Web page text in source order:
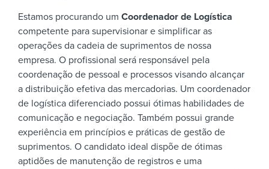
Estamos procurando um Coordenador de Logística
competente para supervisionar e simplificar as
operações da cadeia de suprimentos de nossa
empresa. O profissional será responsável pela
coordenação de pessoal e processos visando alcançar
a distribuição efetiva das mercadorias. Um coordenador
de logística diferenciado possui ótimas habilidades de
comunicação e negociação. Também possui grande
experiência em princípios e práticas de gestão de
suprimentos. O candidato ideal dispõe de ótimas
aptidões de manutenção de registros e uma